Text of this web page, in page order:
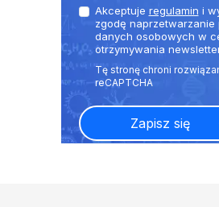
Akceptuje regulamin i
zgodę naprzetwarzanie
danych osobowych w
otrzymywania